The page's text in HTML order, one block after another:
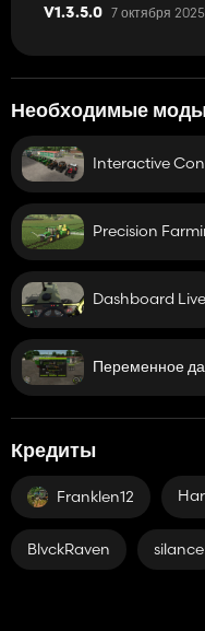
V1.3.5.0 7 октября 2025
Необходимые
Interactive
Precision
Dashboard Live
Переменное
Кредиты
Franklen12
BlvckRaven silance